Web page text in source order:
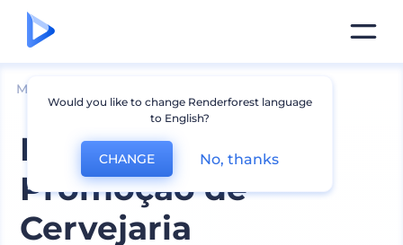
Mockups
Mockups de
Promoção de
Cervejaria
Would you like to change Renderforest language
to English?
CHANGE No, thanks